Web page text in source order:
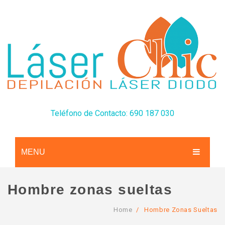
Teléfono de Contacto: 690 187 030
MENU
Hombre zonas sueltas
Home / Hombre Zonas Sueltas